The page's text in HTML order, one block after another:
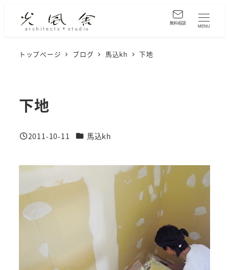
MENU
トップページ ブログ 馬込kh 下地
下地
投稿日
2011-10-11 カテゴリー
馬込kh
無料相談